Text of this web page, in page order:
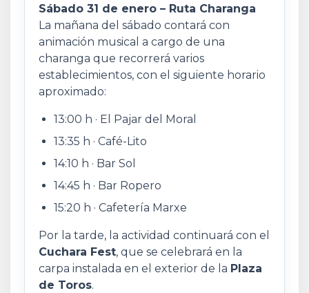
Sábado 31 de enero – Ruta Charanga
La mañana del sábado contará con
animación musical a cargo de una
charanga que recorrerá varios
establecimientos, con el siguiente horario
aproximado:
13:00 h · El Pajar del Moral
13:35 h · Café-Lito
14:10 h · Bar Sol
14:45 h · Bar Ropero
15:20 h · Cafetería Marxe
Por la tarde, la actividad continuará con el
Cuchara Fest, que se celebrará en la
carpa instalada en el exterior de la Plaza
de Toros.